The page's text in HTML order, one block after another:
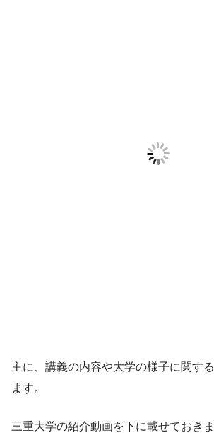
主に、講義の内容や大学の様子に関す
ます。
三重大学の紹介動画を下に載せておき